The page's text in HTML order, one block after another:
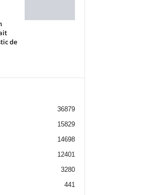
de
36879
15829
14698
12401
3280
441